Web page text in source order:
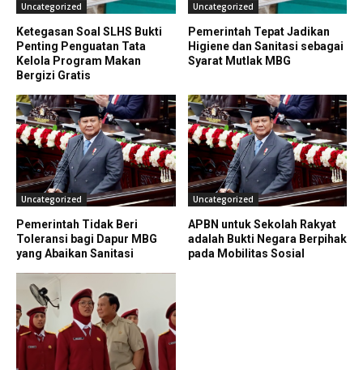
Uncategorized
Ketegasan Soal SLHS Bukti
Penting Penguatan Tata
Kelola Program Makan
Bergizi Gratis
Uncategorized
Pemerintah Tepat Jadikan
Higiene dan Sanitasi sebagai
Syarat Mutlak MBG
Uncategorized
Pemerintah Tidak Beri
Toleransi bagi Dapur MBG
yang Abaikan Sanitasi
Uncategorized
APBN untuk Sekolah Rakyat
adalah Bukti Negara Berpihak
pada Mobilitas Sosial